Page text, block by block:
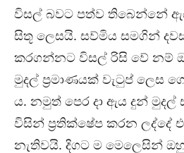
විසල් බවට පත්ව තිබෙන්නේ
සිතූ ලෙසයි. සව්මිය සමගින්
කරගන්නට විසල් රිසි වේ නම්
මුදල් ප්‍රමාණයක් වැටුප් ලෙස
ය. නමුත් පෙර දා ඇය දුන්
විසින් ප්‍රතික්ෂේප කරන ලද්දේ
නැතිවයි. දිගට ම මෙලෙසින්